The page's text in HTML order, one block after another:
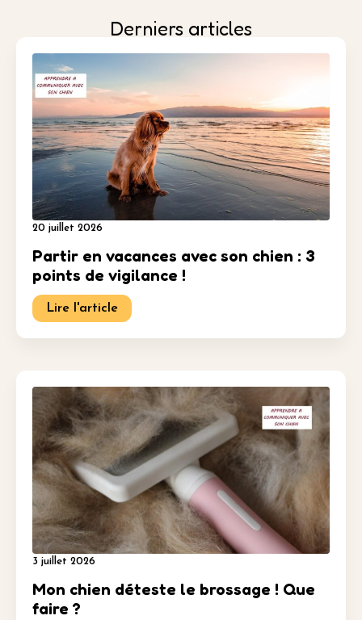
Derniers articles
Partir en vacances avec son chien : 3
points de vigilance !
20 juillet 2026
Lire l'article
Mon chien déteste le brossage ! Que
faire ?
3 juillet 2026